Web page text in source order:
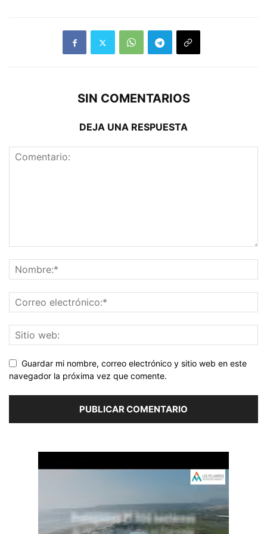
SIN COMENTARIOS
DEJA UNA RESPUESTA
Guardar mi nombre, correo electrónico y sitio web en este
navegador la próxima vez que comente.